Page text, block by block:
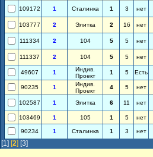
109172 1 Сталинка 1 3 нет
103777 2 Элитка 2 16 нет
111334 2 104 5 5 нет
111337 2 104 5 5 нет
49607 1
Индив.
Проект
1 5 Есть
90235 1
Индив.
Проект
4 5 нет
102587 1 Элитка 6 11 нет
103469 1 105 1 5 нет
90234 1 Сталинка 1 3 нет
[1] [2] [3]